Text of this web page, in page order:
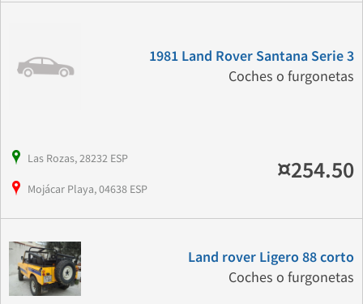
1981 Land Rover Santana Serie 3
Coches o furgonetas
Las Rozas, 28232 ESP
Mojácar Playa, 04638 ESP
¤254.50
Land rover Ligero 88 corto
Coches o furgonetas